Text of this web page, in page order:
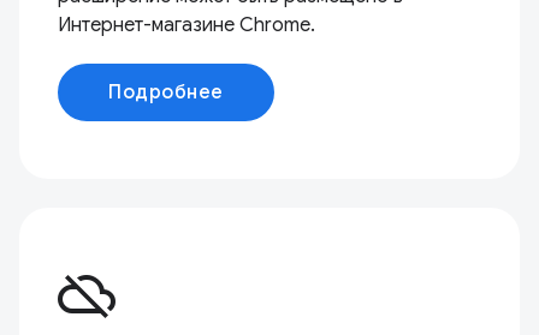
Интернет-магазине Chrome.
Подробнее
cloud_off